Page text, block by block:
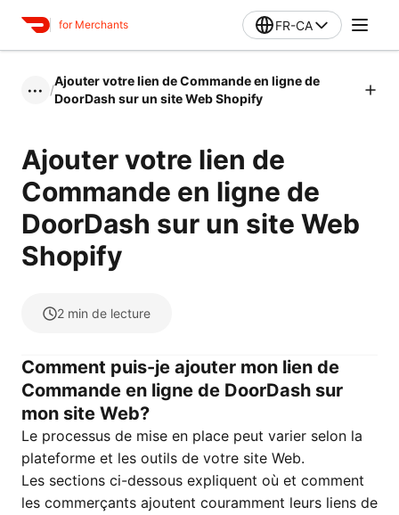
for Merchants FR-CA
••• /
Ajouter votre lien de Commande en ligne de
DoorDash sur un site Web Shopify
Ajouter votre lien de
Commande en ligne de
DoorDash sur un site Web
Shopify
2 min de lecture
Comment puis-je ajouter mon lien de
Commande en ligne de DoorDash sur
mon site Web?
Le processus de mise en place peut varier selon la
plateforme et les outils de votre site Web.
Les sections ci-dessous expliquent où et comment
les commerçants ajoutent couramment leurs liens de